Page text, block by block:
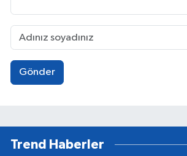
Gönder
Trend Haberler